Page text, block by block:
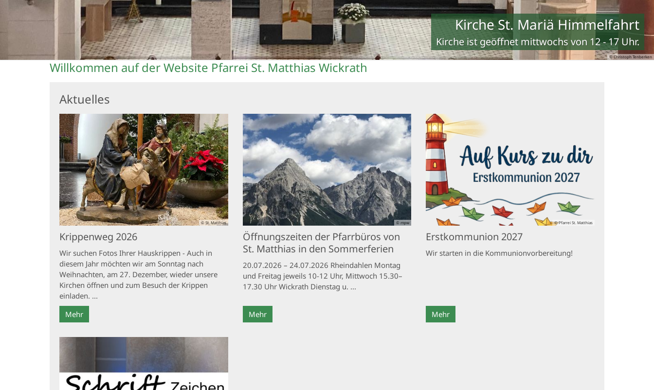
© Christoph Tenberken
Kirche St. Mariä Himmelfahrt
Kirche ist geöffnet mittwochs von 12 - 17 Uhr.
Willkommen auf der Website Pfarrei St. Matthias Wickrath
Aktuelles
© St. Matthias
Krippenweg 2026
Wir suchen Fotos Ihrer Hauskrippen - Auch in
diesem Jahr möchten wir am Sonntag nach
Weihnachten, am 27. Dezember, wieder unsere
Kirchen öffnen und zum Besuch der Krippen
einladen. ...
Mehr
© mpw
Öffnungszeiten der Pfarrbüros von
St. Matthias in den Sommerferien
20.07.2026 – 24.07.2026 Rheindahlen Montag
und Freitag jeweils 10-12 Uhr, Mittwoch 15.30–
17.30 Uhr Wickrath Dienstag u. ...
Mehr
© Pfarrei St. Matthias
Erstkommunion 2027
Wir starten in die Kommunionvorbereitung!
Mehr